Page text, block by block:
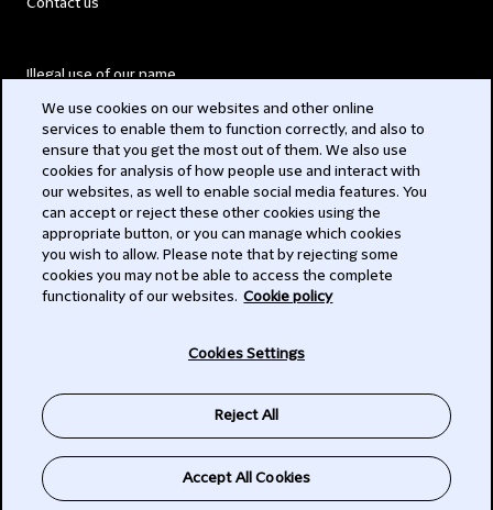
Illegal use of our name
Modern Slavery Act
Privacy
Subscribe
We use cookies on our websites and other online
services to enable them to function correctly, and also to
ensure that you get the most out of them. We also use
cookies for analysis of how people use and interact with
our websites, as well to enable social media features. You
can accept or reject these other cookies using the
appropriate button, or you can manage which cookies
you wish to allow. Please note that by rejecting some
cookies you may not be able to access the complete
functionality of our websites. Cookie policy
Cookies Settings
Reject All
Accept All Cookies